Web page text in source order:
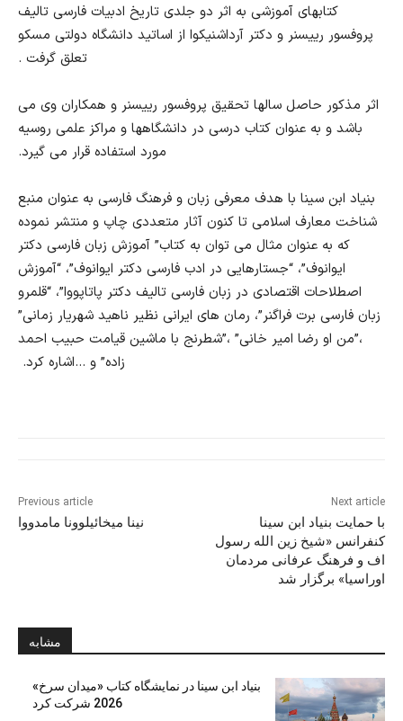
کتابهای آموزشی به اثر دو جلدی تاریخ ادبیات فارسی تالیف
پروفسور رییسنر و دکتر آرداشنیکوا از اساتید دانشگاه دولتی مسکو
تعلق گرفت .
اثر مذکور حاصل سالها تحقیق پروفسور رییسنر و همکاران وی می
باشد و به عنوان کتاب درسی در دانشگاهها و مراکز علمی روسیه
مورد استفاده قرار می گیرد.
بنیاد ابن سینا با هدف معرفی زبان و فرهنگ فارسی به عنوان منبع
شناخت معارف اسلامی تا کنون آثار متعددی چاپ و منتشر نموده
که به عنوان مثال می توان به کتاب” آموزش زبان فارسی دکتر
ایوانوف”، “جستارهایی در ادب فارسی دکتر ایوانوف”، “آموزش
اصطلاحات اقتصادی در زبان فارسی تالیف دکتر پاتاپووا”، “قلمرو
زبان فارسی برت فراگنر”، رمان های ایرانی نظیر ناهید شهریار زمانی”
،”من او رضا امیر خانی” ،”شطرنج با ماشین قیامت حبیب احمد
زاده” و …اشاره کرد.
Previous article
نینا میخائیلوونا مامدووا
Next article
با حمایت بنیاد ابن سینا
کنفرانس «شیخ زین الله رسول
اف و فرهنگ عرفانی مردمان
اوراسیا» برگزار شد
مشابه
بنیاد ابن‌ سینا در نمایشگاه کتاب «میدان سرخ»
2026 شرکت کرد